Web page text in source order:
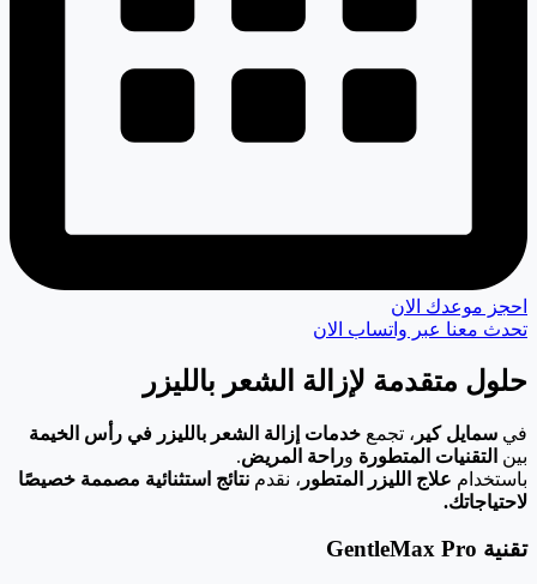
احجز موعدك الان
تحدث معنا عبر واتساب الان
حلول متقدمة لإزالة الشعر بالليزر
في سمايل كير ، تجمع خدمات إزالة الشعر بالليزر في رأس الخيمة
بين التقنيات المتطورة وراحة المريض.
باستخدام علاج الليزر المتطور ، نقدم نتائج استثنائية مصممة خصيصًا
لاحتياجاتك.
تقنية GentleMax Pro